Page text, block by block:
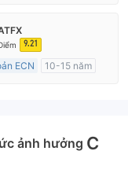
tại Nước Úc
thức
9.21
ECN
10-15 năm
ảnh hưởng C